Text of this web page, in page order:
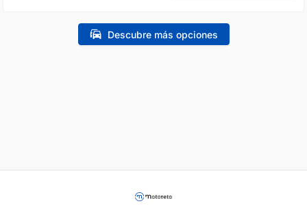
Descubre más opciones